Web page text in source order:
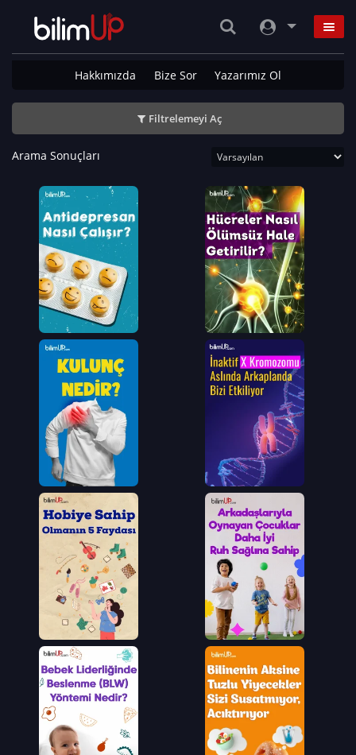
Hakkımızda Bize Sor Yazarımız Ol
Filtrelemeyi Aç
Arama Sonuçları